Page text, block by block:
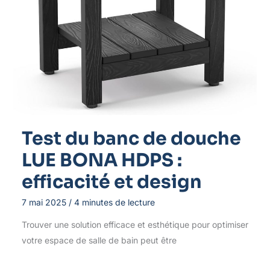
Test du banc de douche
LUE BONA HDPS :
efficacité et design
7 mai 2025 / 4 minutes de lecture
Trouver une solution efficace et esthétique pour optimiser
votre espace de salle de bain peut être